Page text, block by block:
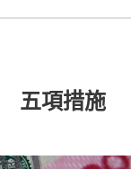
五項措施